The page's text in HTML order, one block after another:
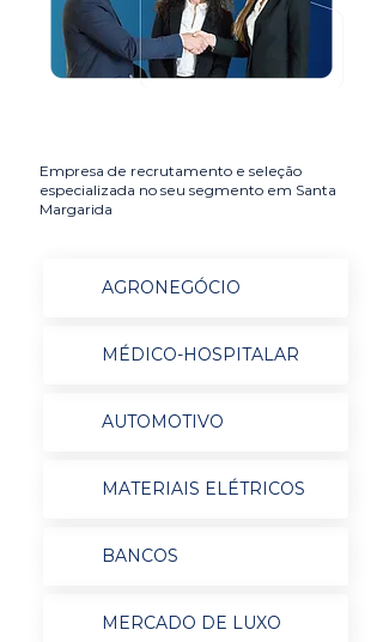
Empresa de recrutamento e seleção
especializada no seu segmento em Santa
Margarida
AGRONEGÓCIO
MÉDICO-HOSPITALAR
AUTOMOTIVO
MATERIAIS ELÉTRICOS
BANCOS
MERCADO DE LUXO